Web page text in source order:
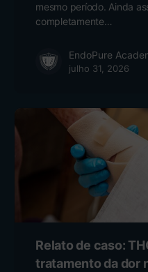
mesmo período. Ainda
completamente…
EndoPure
julho 31, 2026
Relato de caso:
tratamento da dor